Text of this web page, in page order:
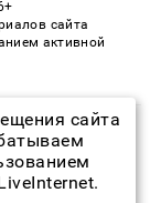
сайта
активной
сайта